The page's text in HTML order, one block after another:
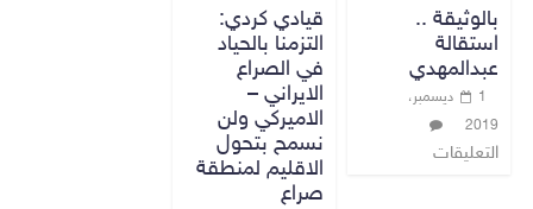
بالوثيقة ..
استقالة
عبدالمهدي
1 ديسمبر،
2019
التعليقات
قيادي كردي:
التزمنا بالحياد
في الصراع
الايراني –
الاميركي ولن
نسمح بتحول
الاقليم لمنطقة
صراع